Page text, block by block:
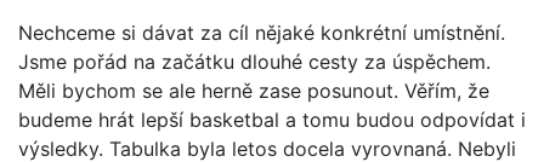
Nechceme si dávat za cíl nějaké konkrétní umístnění.
Jsme pořád na začátku dlouhé cesty za úspěchem.
Měli bychom se ale herně zase posunout. Věřím, že
budeme hrát lepší basketbal a tomu budou odpovídat i
výsledky. Tabulka byla letos docela vyrovnaná. Nebyli